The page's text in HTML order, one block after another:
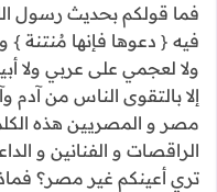
فما قولكم بحديث رسول
فيه { دعوها فإنها مُنتنة
ولا لعجمي على عربي ولا
إلا بالتقوى الناس من
مصر و المصريين هذه
الراقصات و الفنانين و
تري أعينكم غير مصر؟